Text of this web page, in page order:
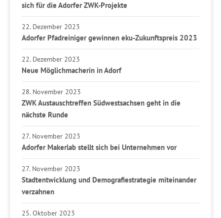
sich für die Adorfer ZWK-Projekte
22. Dezember 2023
Adorfer Pfadreiniger gewinnen eku-Zukunftspreis 2023
22. Dezember 2023
Neue Möglichmacherin in Adorf
28. November 2023
ZWK Austauschtreffen Südwestsachsen geht in die
nächste Runde
27. November 2023
Adorfer Makerlab stellt sich bei Unternehmen vor
27. November 2023
Stadtentwicklung und Demografiestrategie miteinander
verzahnen
25. Oktober 2023